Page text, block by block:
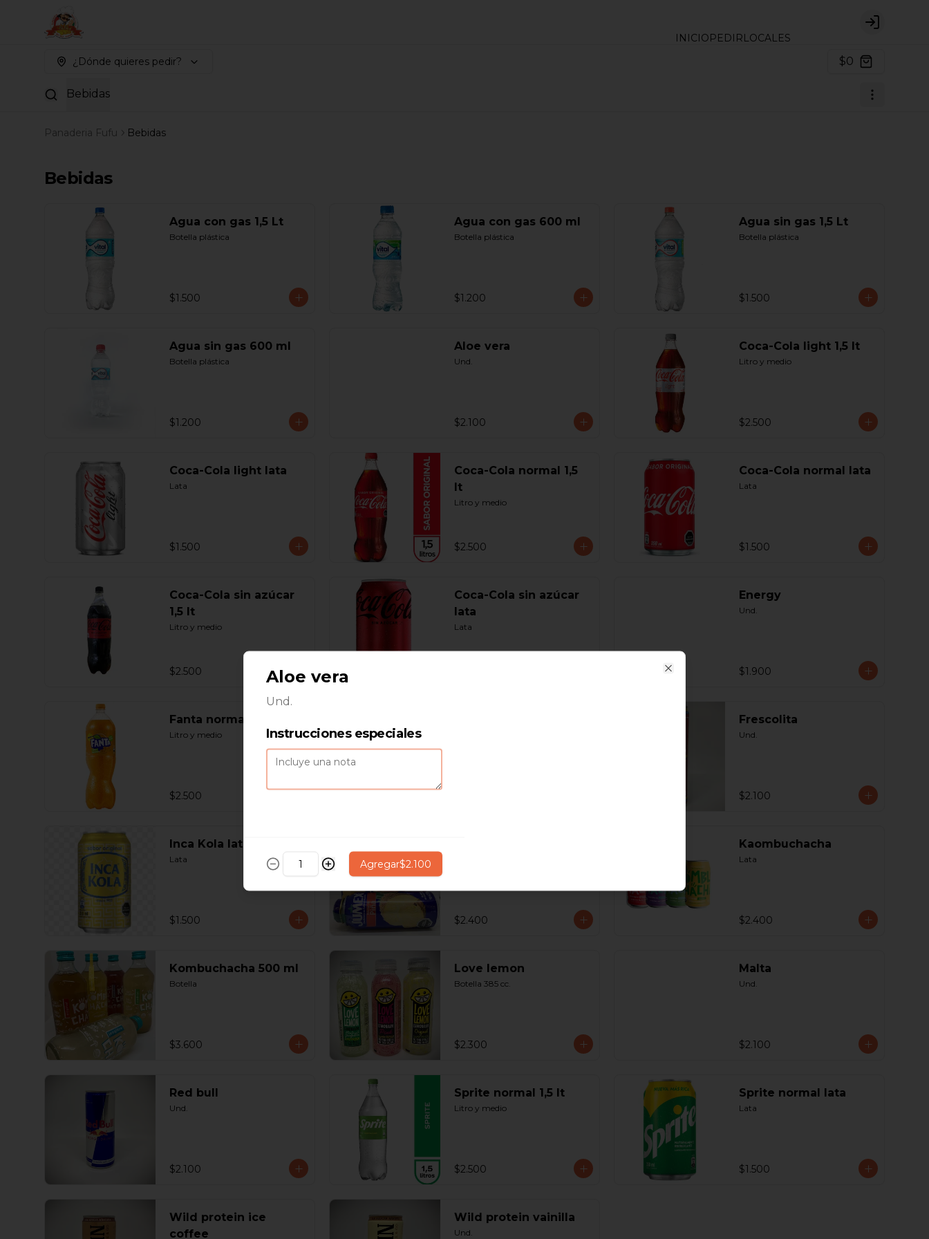
INICIOPEDIRLOCALES
Login
¿Dónde quieres pedir? $0
Bebidas
Panaderia Fufu Bebidas
Bebidas
Agua con gas 1,5 Lt
Botella plástica
$1.500
Agua con gas 600 ml
Botella plástica
$1.200
Agua sin gas 1,5 Lt
Botella plástica
$1.500
Agua sin gas 600 ml
Botella plástica
$1.200
Aloe vera
Und.
$2.100
Coca-Cola light 1,5 lt
Litro y medio
$2.500
Coca-Cola light lata
Lata
$1.500
Coca-Cola normal 1,5
lt
Litro y medio
$2.500
Coca-Cola normal lata
Lata
$1.500
Coca-Cola sin azúcar
1,5 lt
Litro y medio
$2.500
Coca-Cola sin azúcar
lata
Lata
Energy
Und.
$1.900
Fanta normal 1,5 lt
Litro y medio
$2.500
Frescolita
Und.
$2.100
Inca Kola lata
Lata
$1.500 $2.400
Kaombuchacha
Lata
$2.400
Kombuchacha 500 ml
Botella
$3.600
Love lemon
Botella 385 cc.
$2.300
Malta
Und.
$2.100
Red bull
Und.
$2.100
Sprite normal 1,5 lt
Litro y medio
$2.500
Sprite normal lata
Lata
$1.500
Wild protein ice
coffee
Wild protein vainilla
Und.
Aloe vera
Und.
Instrucciones especiales
Agregar$2.100